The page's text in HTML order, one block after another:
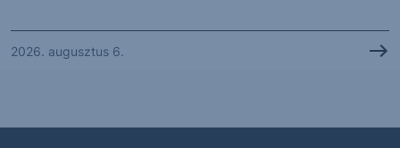
2026. augusztus 6.